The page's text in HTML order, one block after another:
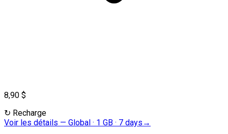
8,90 $
↻ Recharge
Voir les détails — Global · 1 GB · 7 days →